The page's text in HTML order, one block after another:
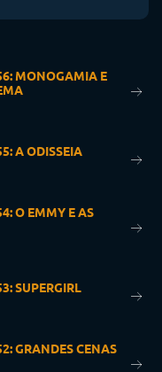
MONOGAMIA E
A ODISSEIA
O EMMY E AS
SUPERGIRL
GRANDES CENAS